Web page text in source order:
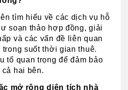
tìm hiểu về các dịch vụ hỗ
soạn thảo hợp đồng, giải
và các vấn đề liên quan
suốt thời gian thuê.
tố quan trọng để đảm bảo
hai bên.
mở rộng diện tích nhà